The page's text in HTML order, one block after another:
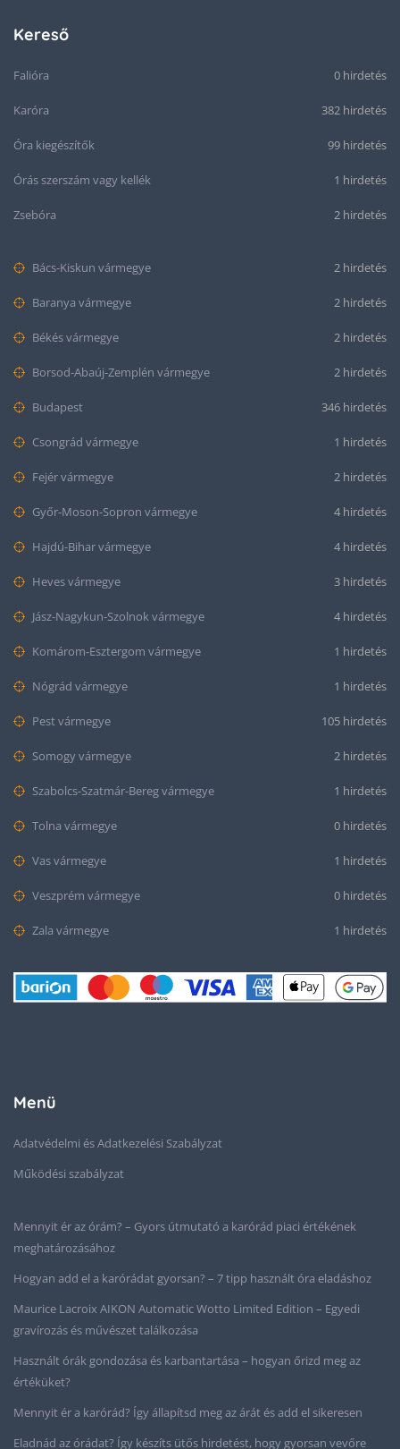
Kereső
Falióra 0 hirdetés
Karóra 382 hirdetés
Óra kiegészítők 99 hirdetés
Órás szerszám vagy kellék 1 hirdetés
Zsebóra 2 hirdetés
Bács-Kiskun vármegye 2 hirdetés
Baranya vármegye 2 hirdetés
Békés vármegye 2 hirdetés
Borsod-Abaúj-Zemplén vármegye 2 hirdetés
Budapest 346 hirdetés
Csongrád vármegye 1 hirdetés
Fejér vármegye 2 hirdetés
Győr-Moson-Sopron vármegye 4 hirdetés
Hajdú-Bihar vármegye 4 hirdetés
Heves vármegye 3 hirdetés
Jász-Nagykun-Szolnok vármegye 4 hirdetés
Komárom-Esztergom vármegye 1 hirdetés
Nógrád vármegye 1 hirdetés
Pest vármegye 105 hirdetés
Somogy vármegye 2 hirdetés
Szabolcs-Szatmár-Bereg vármegye 1 hirdetés
Tolna vármegye 0 hirdetés
Vas vármegye 1 hirdetés
Veszprém vármegye 0 hirdetés
Zala vármegye 1 hirdetés
Menü
Adatvédelmi és Adatkezelési Szabályzat
Működési szabályzat
Mennyit ér az órám? – Gyors útmutató a karórád piaci értékének
meghatározásához
Hogyan add el a karórádat gyorsan? – 7 tipp használt óra eladáshoz
Maurice Lacroix AIKON Automatic Wotto Limited Edition – Egyedi
gravírozás és művészet találkozása
Használt órák gondozása és karbantartása – hogyan őrizd meg az
értéküket?
Mennyit ér a karórád? Így állapítsd meg az árát és add el sikeresen
Eladnád az órádat? Így készíts ütős hirdetést, hogy gyorsan vevőre